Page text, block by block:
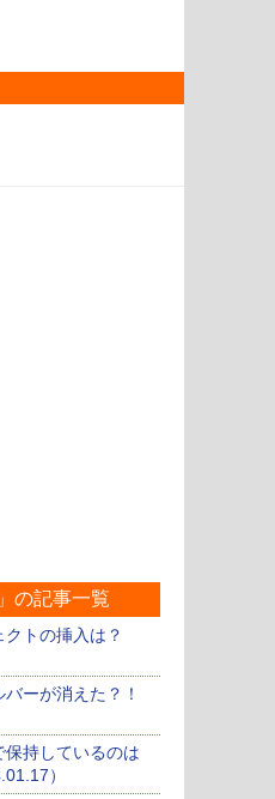
の記事一覧
トの挿入は？
ーが消えた？！
持しているのは
）